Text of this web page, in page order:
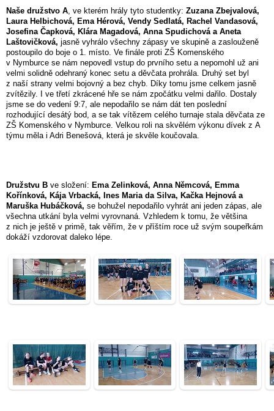
Naše družstvo A, ve kterém hrály tyto studentky: Zuzana Zbejvalová,
Laura Helbichová, Ema Hérová, Vendy Sedlatá, Rachel Vandasová,
Josefina Čapková, Klára Magadová, Anna Spudichová a Aneta
Laštovičková, jasně vyhrálo všechny zápasy ve skupině a zaslouženě
postoupilo do boje o 1. místo. Ve finále proti ZŠ Komenského
v Nymburce se nám nepovedl vstup do prvního setu a nepomohl už ani
velmi solidně odehraný konec setu a děvčata prohrála. Druhý set byl
z naší strany velmi bojovný a bez chyb. Díky tomu jsme celkem jasně
zvítězily. I ve třetí zkrácené hře se nám zpočátku velmi dařilo. Dostaly
jsme se do vedení 9:7, ale nepodařilo se nám dát ten poslední
rozhodující desátý bod, a se tak vítězem celého turnaje stala děvčata ze
ZŠ Komenského v Nymburce. Velkou roli na skvělém výkonu dívek z A
týmu měla i Adri Benešová, která je skvěle koučovala.
Družstvu B ve složení: Ema Zelinková, Anna Němcová, Emma
Kořínková, Kája Vrbacká, Ines Maria da Silva, Kačka Hejnová a
Maruška Hubáčková, se bohužel nepodařilo vyhrát ani jeden zápas, ale
všechna utkání byla velmi vyrovnaná. Vzhledem k tomu, že většina
z nich je ještě v primě, tak věřím, že v příštím roce už svým soupeřkám
dokáží vzdorovat daleko lépe.